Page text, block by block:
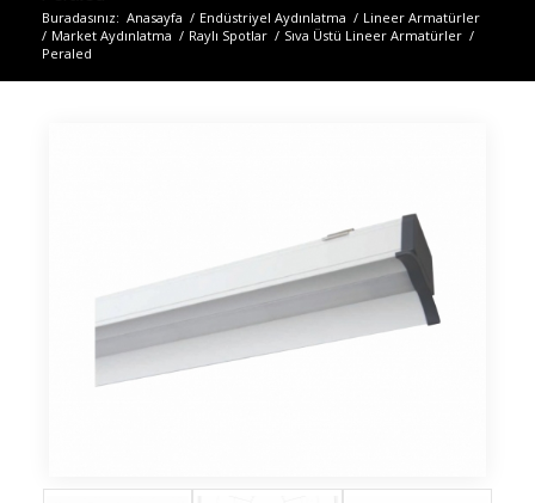
Buradasınız: Anasayfa / Endüstriyel Aydınlatma / Lineer Armatürler
/ Market Aydınlatma / Raylı Spotlar / Sıva Üstü Lineer Armatürler /
Peraled